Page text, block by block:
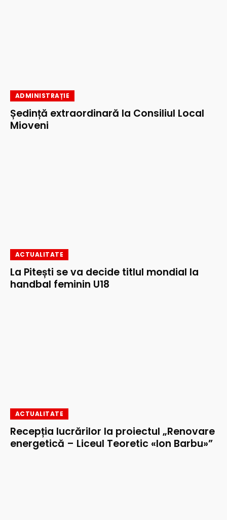
ADMINISTRAȚIE
Ședință extraordinară la Consiliul Local
Mioveni
ACTUALITATE
La Pitești se va decide titlul mondial la
handbal feminin U18
ACTUALITATE
Recepția lucrărilor la proiectul „Renovare
energetică – Liceul Teoretic «Ion Barbu»”